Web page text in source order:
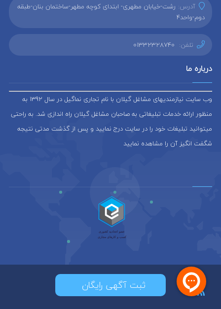
آدرس: رشت-خیابان مطهری- ابتدای کوچه مطهر-ساختمان بنان-طبقه
دوم-واحد4
تلفن: 01332328740
درباره ما
وب سایت نیازمندیهای مشاغل گیلان با نام تجاری نماگیل در سال 1392 به
منظور ارائه خدمات تبلیغاتی به صاحبان مشاغل گیلان راه اندازی شد. به راحتی
میتوانید تبلیغات خود را در سایت درج نمایید و پس از گذشت مدتی نتیجه
شگفت انگیز آن را مشاهده نمایید
ثبت آگهی رایگان